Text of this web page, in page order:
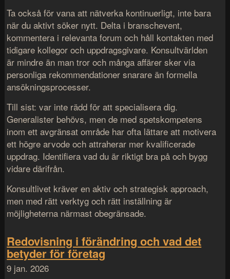
Ta också för vana att nätverka kontinuerligt, inte bara
när du aktivt söker nytt. Delta i branschevent,
kommentera i relevanta forum och håll kontakten med
tidigare kollegor och uppdragsgivare. Konsultvärlden
är mindre än man tror och många affärer sker via
personliga rekommendationer snarare än formella
ansökningsprocesser.
Till sist: var inte rädd för att specialisera dig.
Generalister behövs, men de med spetskompetens
inom ett avgränsat område har ofta lättare att motivera
ett högre arvode och attraherar mer kvalificerade
uppdrag. Identifiera vad du är riktigt bra på och bygg
vidare därifrån.
Konsultlivet kräver en aktiv och strategisk approach,
men med rätt verktyg och rätt inställning är
möjligheterna närmast obegränsade.
Redovisning i förändring och vad det
betyder för företag
9 jan. 2026